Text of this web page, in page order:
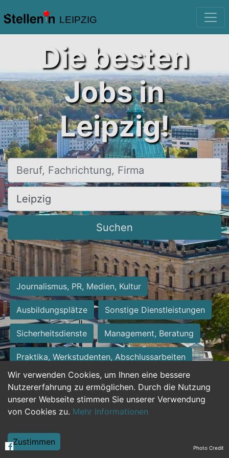
LEIPZIG
Wir verwenden Cookies, um Ihnen eine bessere
Nutzererfahrung zu ermöglichen. Durch die Nutzung
unserer Webseite stimmen Sie unserer Verwendung
von Cookies zu. Mehr Informationen
Zustimmen
Die besten
Jobs in
Leipzig!
Beruf, Fachrichtung, Firma
Ort, Stadt
Suchen
Journalismus, PR, Medien, Kultur
Ausbildungsplätze Sonstige Dienstleistungen
Sicherheitsdienste Management, Beratung
Praktika, Werkstudenten, Abschlussarbeiten
Personalwesen Assistenz, Sekretariat
Hilfskräfte, Aushilfs- und Nebenjobs
Weiterbildung, Studium, duale Ausbildung Photo Credit